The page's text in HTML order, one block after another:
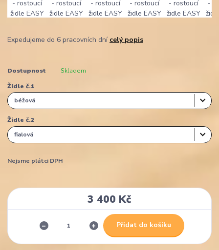
Expedujeme do 6 pracovních dní celý popis
Dostupnost Skladem
Židle č.1
Židle č.2
Nejsme plátci DPH
3 400 Kč
Přidat do košíku